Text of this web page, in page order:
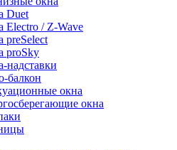
Duet
Electro / Z-Wave
preSelect
proSky
надставки
балкон
окна
окна